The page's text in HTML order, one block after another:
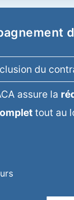
du
assure la
tout au